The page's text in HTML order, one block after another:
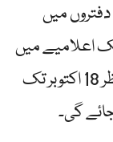
میں
اعلامیے میں
کہا گیا ہے کہ ڈیلٹا کے پھیلا کے پیش نظر 18 اکتوبر تک
گی۔